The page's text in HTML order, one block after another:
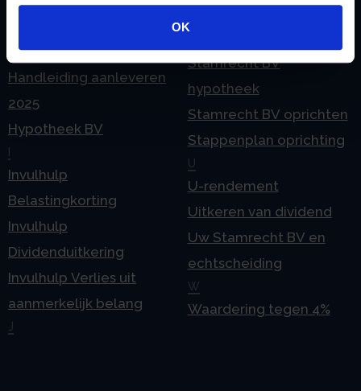
gebruiken.
OK
2024
Handleiding aanleveren
2025
Hypotheek BV
Invulhulp
Belastingkorting
Invulhulp
Dividenduitkering
Invulhulp Verlies uit
aanmerkelijk belang
Spaar BV presentatie
Stamrecht BV
Stamrecht BV
hypotheek
Stamrecht BV oprichten
Stappenplan oprichting
U
U-rendement
Uitkeren van dividend
Uw Stamrecht BV en
echtscheiding
W
Waardering tegen 4%